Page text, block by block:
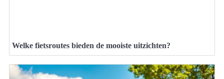
Welke fietsroutes bieden de mooiste uitzichten?